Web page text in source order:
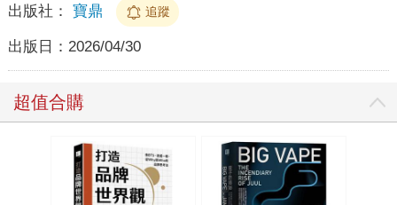
出版社： 寶鼎 追蹤
出版日： 2026/04/30
超值合購